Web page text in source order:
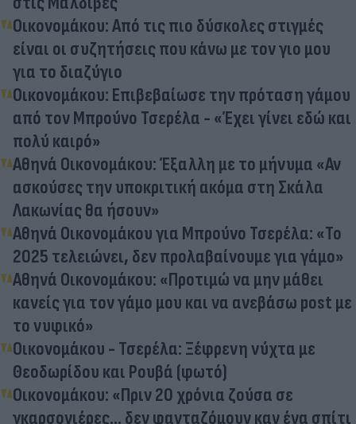
Οικονομάκου: Από τις πιο δύσκολες στιγμές
είναι οι συζητήσεις που κάνω με τον γιο μου
για το διαζύγιο
Οικονομάκου: Επιβεβαίωσε την πρόταση γάμου
από τον Μπρούνο Τσερέλα - «Έχει γίνει εδώ και
πολύ καιρό»
Αθηνά Οικονομάκου: Έξαλλη με το μήνυμα «Αν
ασκούσες την υποκριτική ακόμα στη Σκάλα
Λακωνίας θα ήσουν»
Αθηνά Οικονομάκου για Μπρούνο Τσερέλα: «Το
2025 τελειώνει, δεν προλαβαίνουμε για γάμο»
Αθηνά Οικονομάκου: «Προτιμώ να μην μάθει
κανείς για τον γάμο μου και να ανεβάσω post με
το νυφικό»
Οικονομάκου - Τσερέλα: Ξέφρενη νύχτα με
Θεοδωρίδου και Ρουβά (φωτό)
Οικονομάκου: «Πριν 20 χρόνια ζούσα σε
γκαρσονιέρες... δεν φανταζόμουν καν ένα σπίτι